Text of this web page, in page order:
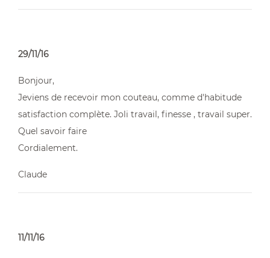
29/11/16
Bonjour,
Jeviens de recevoir mon couteau, comme d'habitude
satisfaction complète. Joli travail, finesse , travail super.
Quel savoir faire
Cordialement.
Claude
11/11/16